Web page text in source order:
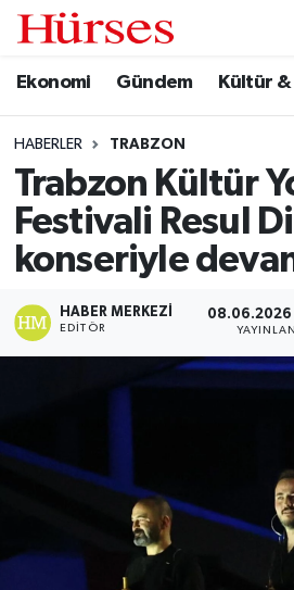
Ekonomi Gündem Kültür
HABERLER TRABZON
Trabzon Kültür
Festivali Resul
konseriyle
HABER MERKEZI
EDITÖR
08.06.2026
Ekonomi
Gündem
Kültür & Sanat
Politika
Spor
Turizm
Hava Durumu
Trafik Durumu
Süper Lig Puan Durumu ve
Tüm Manşetler
Son Dakika Haberleri
Haber Arşivi